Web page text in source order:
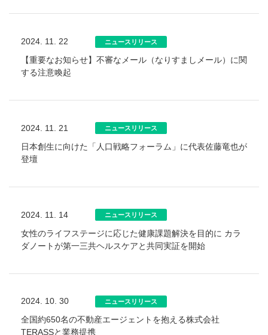
2024. 11. 22 ニュースリリース
【重要なお知らせ】不審なメール（なりすましメール）に関
する注意喚起
2024. 11. 21 ニュースリリース
日本創生に向けた「人口戦略フォーラム」に代表佐藤竜也が
登壇
2024. 11. 14 ニュースリリース
女性のライフステージに応じた健康課題解決を目的に カラ
ダノートが第一三共ヘルスケアと共同実証を開始
2024. 10. 30 ニュースリリース
全国約650名の不動産エージェントを抱える株式会社
TERASSと業務提携